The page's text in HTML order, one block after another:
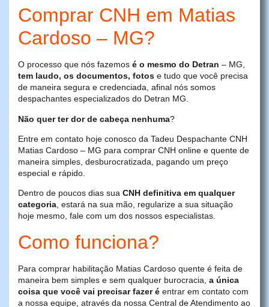
Comprar CNH em Matias
Cardoso – MG?
O processo que nós fazemos é o mesmo do Detran – MG,
tem laudo, os documentos, fotos e tudo que você precisa
de maneira segura e credenciada, afinal nós somos
despachantes especializados do Detran MG.
Não quer ter dor de cabeça nenhuma?
Entre em contato hoje conosco da Tadeu Despachante CNH
Matias Cardoso – MG para comprar CNH online e quente de
maneira simples, desburocratizada, pagando um preço
especial e rápido.
Dentro de poucos dias sua CNH definitiva em qualquer
categoria, estará na sua mão, regularize a sua situação
hoje mesmo, fale com um dos nossos especialistas.
Como funciona?
Para comprar habilitação Matias Cardoso quente é feita de
maneira bem simples e sem qualquer burocracia, a única
coisa que você vai precisar fazer é entrar em contato com
a nossa equipe, através da nossa Central de Atendimento ao